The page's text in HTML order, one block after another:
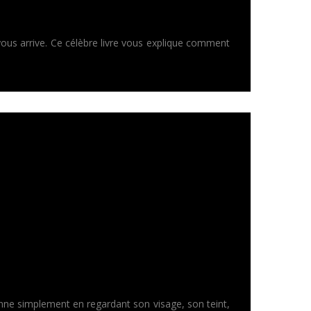
arrive. Ce célèbre livre vous explique comment
simplement en regardant son visage, son teint,